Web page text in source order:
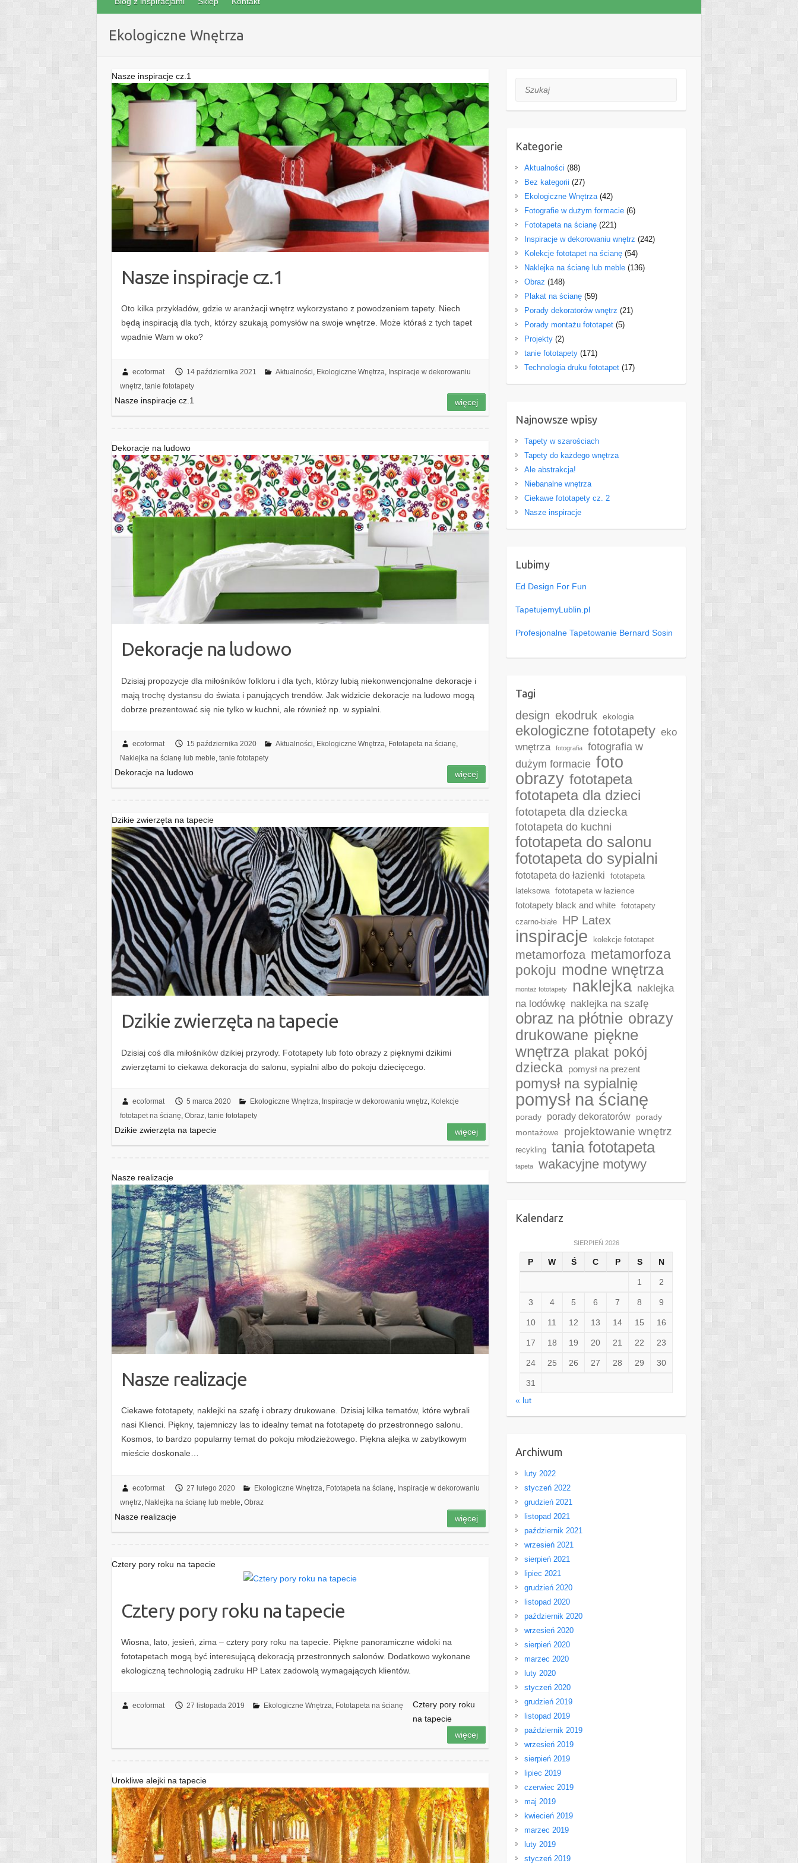
Ekologiczne Wnętrza
Nasze inspiracje cz.1
Nasze inspiracje cz.1
Oto kilka przykładów, gdzie w aranżacji wnętrz wykorzystano z powodzeniem tapety. Niech
będą inspiracją dla tych, którzy szukają pomysłów na swoje wnętrze. Może któraś z tych tapet
wpadnie Wam w oko?
ecoformat 14 października 2021 Aktualności, Ekologiczne Wnętrza, Inspiracje w dekorowaniu
wnętrz, tanie fototapety
Nasze inspiracje cz.1 więcej
Dekoracje na ludowo
Dekoracje na ludowo
Dzisiaj propozycje dla miłośników folkloru i dla tych, którzy lubią niekonwencjonalne dekoracje i
mają trochę dystansu do świata i panujących trendów. Jak widzicie dekoracje na ludowo mogą
dobrze prezentować się nie tylko w kuchni, ale również np. w sypialni.
ecoformat 15 października 2020 Aktualności, Ekologiczne Wnętrza, Fototapeta na ścianę,
Naklejka na ścianę lub meble, tanie fototapety
Dekoracje na ludowo więcej
Dzikie zwierzęta na tapecie
Dzikie zwierzęta na tapecie
Dzisiaj coś dla miłośników dzikiej przyrody. Fototapety lub foto obrazy z pięknymi dzikimi
zwierzętami to ciekawa dekoracja do salonu, sypialni albo do pokoju dziecięcego.
ecoformat 5 marca 2020 Ekologiczne Wnętrza, Inspiracje w dekorowaniu wnętrz, Kolekcje
fototapet na ścianę, Obraz, tanie fototapety
Dzikie zwierzęta na tapecie więcej
Nasze realizacje
Nasze realizacje
Ciekawe fototapety, naklejki na szafę i obrazy drukowane. Dzisiaj kilka tematów, które wybrali
nasi Klienci. Piękny, tajemniczy las to idealny temat na fototapetę do przestronnego salonu.
Kosmos, to bardzo popularny temat do pokoju młodzieżowego. Piękna alejka w zabytkowym
mieście doskonale…
ecoformat 27 lutego 2020 Ekologiczne Wnętrza Fototapeta na ścianę Inspiracje w dekorowaniu
wnętrz, Naklejka na ścianę lub meble Obraz
Nasze realizacje więcej
Cztery pory roku na tapecie
Cztery pory roku na tapecie
Wiosna, lato, jesień, zima – cztery pory roku na tapecie. Piękne panoramiczne widoki na
fototapetach mogą być interesującą dekoracją przestronnych salonów. Dodatkowo wykonane
ekologiczną technologią zadruku HP Latex zadowolą wymagających klientów.
ecoformat 27 listopada 2019 Ekologiczne Wnętrza Fototapeta na ścianę
Cztery pory roku
na tapecie
więcej
Urokliwe alejki na tapecie
Szukaj
Kategorie
Aktualności (88)
Bez kategorii (27)
Ekologiczne Wnętrza(42)
Fotografie w dużym formacie(6)
Fototapeta na ścianę(221)
Inspiracje w dekorowaniu wnętrz (242)
Kolekcje fototapet na ścianę(54)
Naklejka na ścianę lub meble(136)
Obraz (148)
Plakat na ścianę(59)
Porady dekoratorów wnętrz (21)
Porady montażu fototapet(5)
Projekty(2)
tanie fototapety(171)
Technologia druku fototapet(17)
Najnowsze wpisy
Tapety w szarościach
Tapety do każdego wnętrza
Ale abstrakcja!
Niebanalne wnętrza
Ciekawe fototapety cz. 2
Nasze inspiracje
Lubimy
Ed Design For Fun
TapetujemyLublin.pl
Profesjonalne Tapetowanie Bernard Sosin
Tagi
design ekodruk ekologia
ekologiczne fototapety eko
wnętrza
fotografia
fotografia w
dużym formacie foto
obrazy fototapeta
fototapeta dla dzieci
fototapeta dla dziecka
fototapeta do kuchni
fototapeta do salonu
fototapeta do sypialni
fototapeta do łazienki
fototapeta
lateksowa
fototapeta w łazience
fototapety black and white
fototapety
czarno-białe
HP Latex
inspiracje kolekcje fototapet
metamorfoza metamorfoza
pokoju modne wnętrza
montaż fototapety naklejka naklejka
na lodówkę naklejka na szafę
obraz na płótnie obrazy
drukowane piękne
wnętrza plakat pokój
dziecka pomysł na prezent
pomysł na sypialnię
pomysł na ścianę
porady porady dekoratorów
porady
montażowe
projektowanie wnętrz
recykling tania fototapeta
tapeta wakacyjne motywy
Kalendarz
SIERPIEŃ 2026
P W Ś C P S N
1 2
3 4 5 6 7 8 9
10 11 12 13 14 15 16
17 18 19 20 21 22 23
24 25 26 27 28 29 30
31
« lut
Archiwum
luty 2022
styczeń 2022
grudzień 2021
listopad 2021
październik 2021
wrzesień 2021
sierpień 2021
lipiec 2021
grudzień 2020
listopad 2020
październik 2020
wrzesień 2020
sierpień 2020
marzec 2020
luty 2020
styczeń 2020
grudzień 2019
listopad 2019
październik 2019
wrzesień 2019
sierpień 2019
lipiec 2019
czerwiec 2019
maj 2019
kwiecień 2019
marzec 2019
luty 2019
styczeń 2019